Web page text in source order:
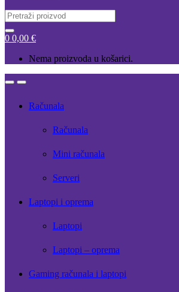
Search
for:
0 0,00 €
Nema proizvoda u košarici.
OpenClose
Računala
Računala
Mini računala
Serveri
Laptopi i oprema
Laptopi
Laptopi – oprema
Gaming računala i laptopi